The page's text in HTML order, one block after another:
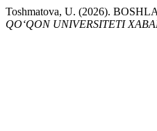
Toshmatova, U. (2026).
QO‘QON UNIVERSITETI